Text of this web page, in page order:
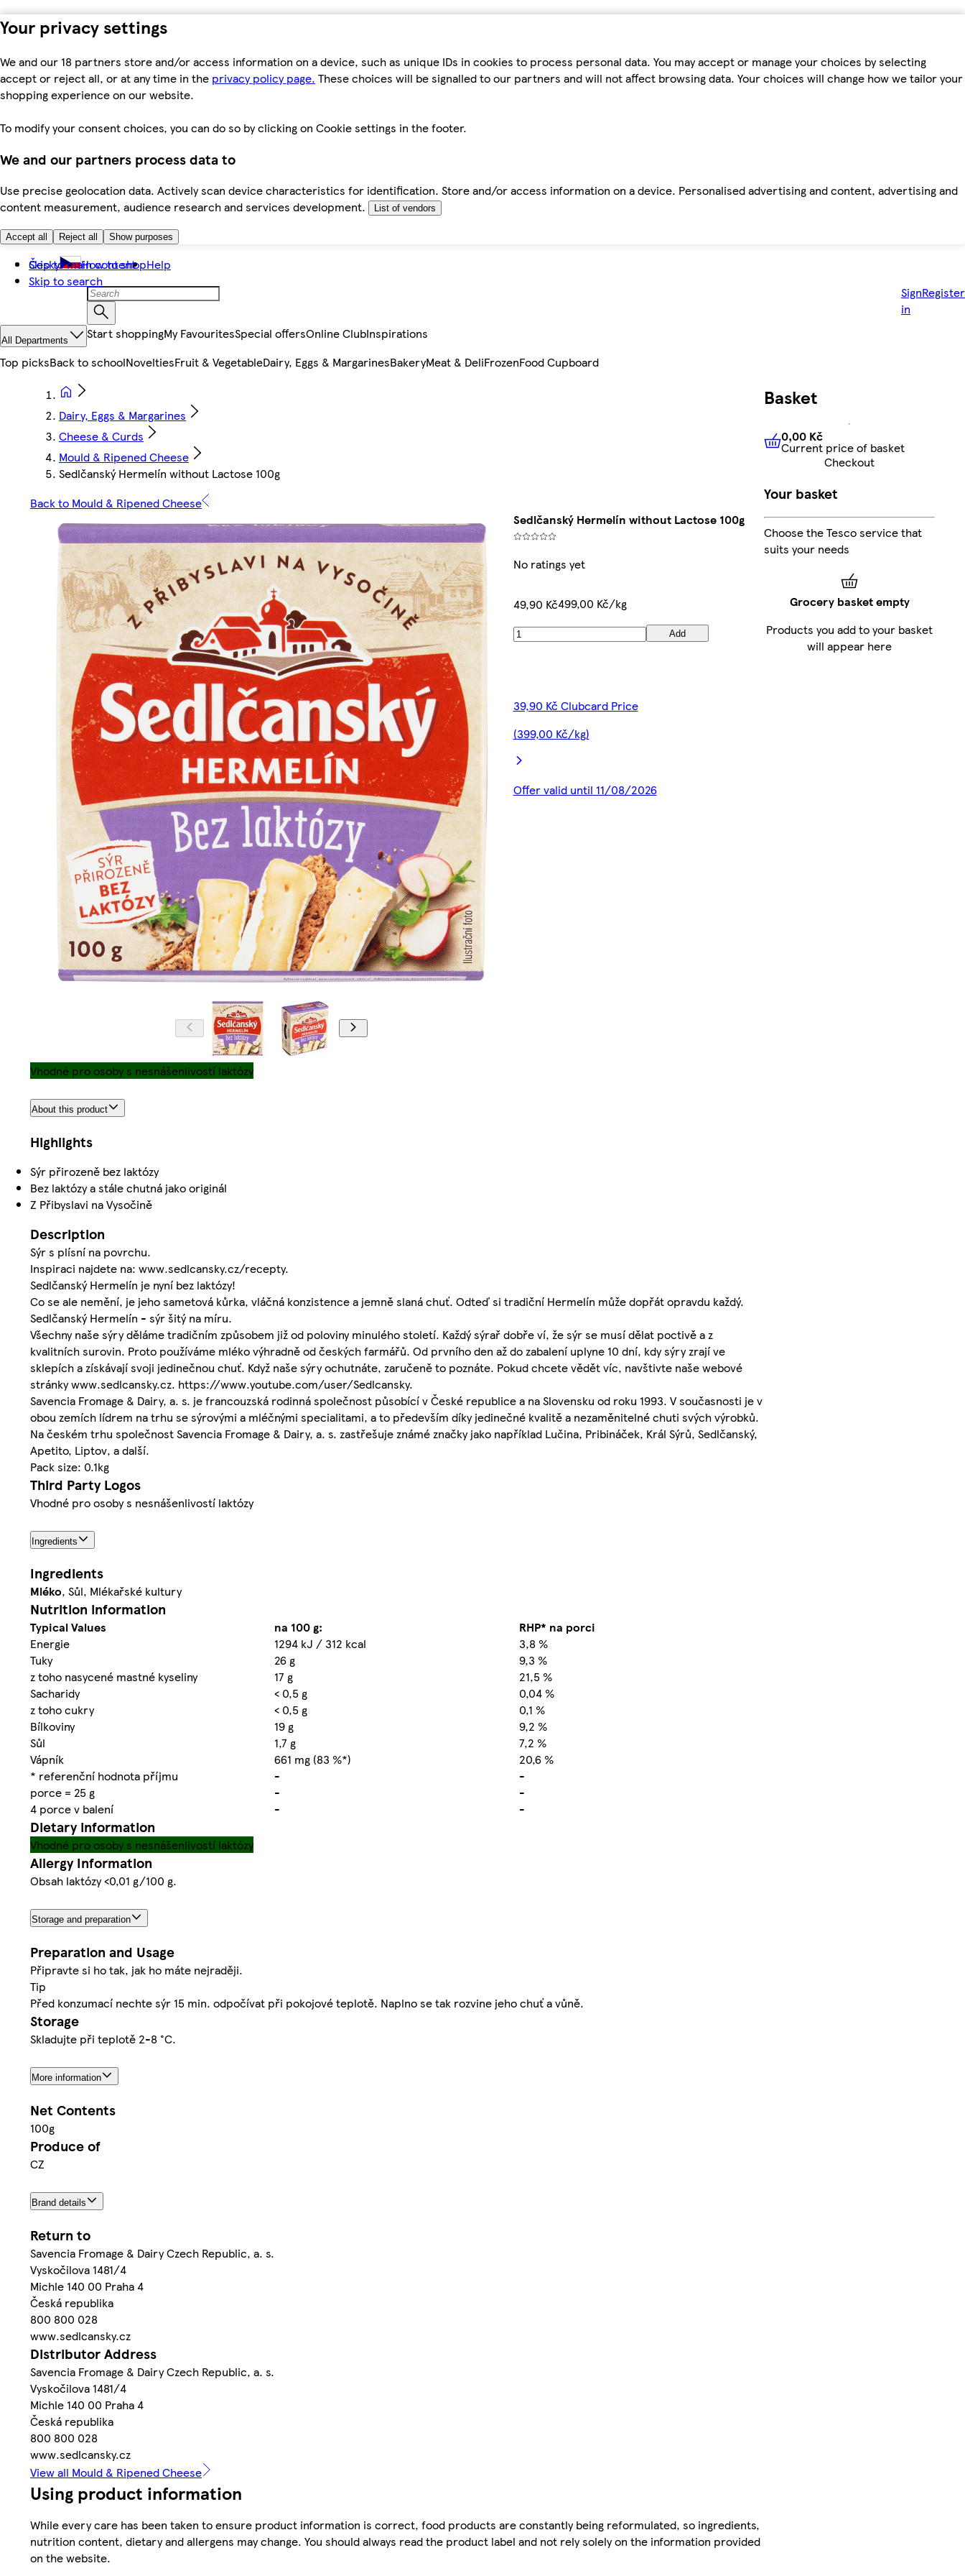
Your privacy settings
We and our 18 partners store and/or access information on a device, such as unique IDs in cookies to process personal data. You may accept or manage your choices by selecting
accept or reject all, or at any time in the privacy policy page. These choices will be signalled to our partners and will not affect browsing data. Your choices will change how we tailor your
shopping experience on our website.
To modify your consent choices, you can do so by clicking on Cookie settings in the footer.
We and our partners process data to
Use precise geolocation data. Actively scan device characteristics for identification. Store and/or access information on a device. Personalised advertising and content, advertising and
content measurement, audience research and services development.
List of vendors
Accept all Reject all Show purposes
Skip to main content
Skip to search
Česky How to shopHelp
Sign
in
Register
All Departments Start shoppingMy FavouritesSpecial offersOnline ClubInspirations
Top picksBack to schoolNoveltiesFruit & VegetableDairy, Eggs & MargarinesBakeryMeat & DeliFrozenFood Cupboard
Dairy, Eggs & Margarines
Cheese & Curds
Mould & Ripened Cheese
Sedlčanský Hermelín without Lactose 100g
Back to Mould & Ripened Cheese
Sedlčanský Hermelín without Lactose 100g
No ratings yet
49,90 Kč499,00 Kč/kg
Add
39,90 Kč Clubcard Price
(399,00 Kč/kg)
Offer valid until 11/08/2026
Vhodné pro osoby s nesnášenlivostí laktózy
About this product
Highlights
Sýr přirozeně bez laktózy
Bez laktózy a stále chutná jako originál
Z Přibyslavi na Vysočině
Description
Sýr s plísní na povrchu.
Inspiraci najdete na: www.sedlcansky.cz/recepty.
Sedlčanský Hermelín je nyní bez laktózy!
Co se ale nemění, je jeho sametová kůrka, vláčná konzistence a jemně slaná chuť. Odteď si tradiční Hermelín může dopřát opravdu každý.
Sedlčanský Hermelín - sýr šitý na míru.
Všechny naše sýry děláme tradičním způsobem již od poloviny minulého století. Každý sýrař dobře ví, že sýr se musí dělat poctivě a z
kvalitních surovin. Proto používáme mléko výhradně od českých farmářů. Od prvního den až do zabalení uplyne 10 dní, kdy sýry zrají ve
sklepích a získávají svoji jedinečnou chuť. Když naše sýry ochutnáte, zaručeně to poznáte. Pokud chcete vědět víc, navštivte naše webové
stránky www.sedlcansky.cz. https://www.youtube.com/user/Sedlcansky.
Savencia Fromage & Dairy, a. s. je francouzská rodinná společnost působící v České republice a na Slovensku od roku 1993. V současnosti je v
obou zemích lídrem na trhu se sýrovými a mléčnými specialitami, a to především díky jedinečné kvalitě a nezaměnitelné chuti svých výrobků.
Na českém trhu společnost Savencia Fromage & Dairy, a. s. zastřešuje známé značky jako například Lučina, Pribináček, Král Sýrů, Sedlčanský,
Apetito, Liptov, a další.
Pack size: 0.1kg
Third Party Logos
Vhodné pro osoby s nesnášenlivostí laktózy
Ingredients
Ingredients
Mléko, Sůl, Mlékařské kultury
Nutrition information
Typical Values na 100 g:
RHP* na porci
Energie
1294 kJ / 312 kcal
3,8 %
Tuky
26 g
9,3 %
z toho nasycené mastné kyseliny
17 g
21,5 %
Sacharidy
< 0,5 g
0,04 %
z toho cukry
< 0,5 g
0,1 %
Bílkoviny
19 g
9,2 %
Sůl
1,7 g
7,2 %
Vápník
661 mg (83 %*)
20,6 %
* referenční hodnota příjmu
-
-
porce = 25 g
-
-
4 porce v balení
- -
Dietary information
Vhodné pro osoby s nesnášenlivostí laktózy
Allergy Information
Obsah laktózy <0,01 g/100 g.
Storage and preparation
Preparation and Usage
Připravte si ho tak, jak ho máte nejraději.
Tip
Před konzumací nechte sýr 15 min. odpočívat při pokojové teplotě. Naplno se tak rozvine jeho chuť a vůně.
Storage
Skladujte při teplotě 2-8 °C.
More information
Net Contents
100g
Produce of
CZ
Brand details
Return to
Savencia Fromage & Dairy Czech Republic, a. s.
Vyskočilova 1481/4
Michle 140 00 Praha 4
Česká republika
800 800 028
www.sedlcansky.cz
Distributor Address
Savencia Fromage & Dairy Czech Republic, a. s.
Vyskočilova 1481/4
Michle 140 00 Praha 4
Česká republika
800 800 028
www.sedlcansky.cz
View all Mould & Ripened Cheese
Using product information
While every care has been taken to ensure product information is correct, food products are constantly being reformulated, so ingredients,
nutrition content, dietary and allergens may change. You should always read the product label and not rely solely on the information provided
on the website.
Basket
0,00 KčCurrent price of
0,00 Kč
Current price of basket
Checkout
Your basket
Choose the Tesco service that
suits your needs
Grocery basket empty
Products you add to your basket
will appear here